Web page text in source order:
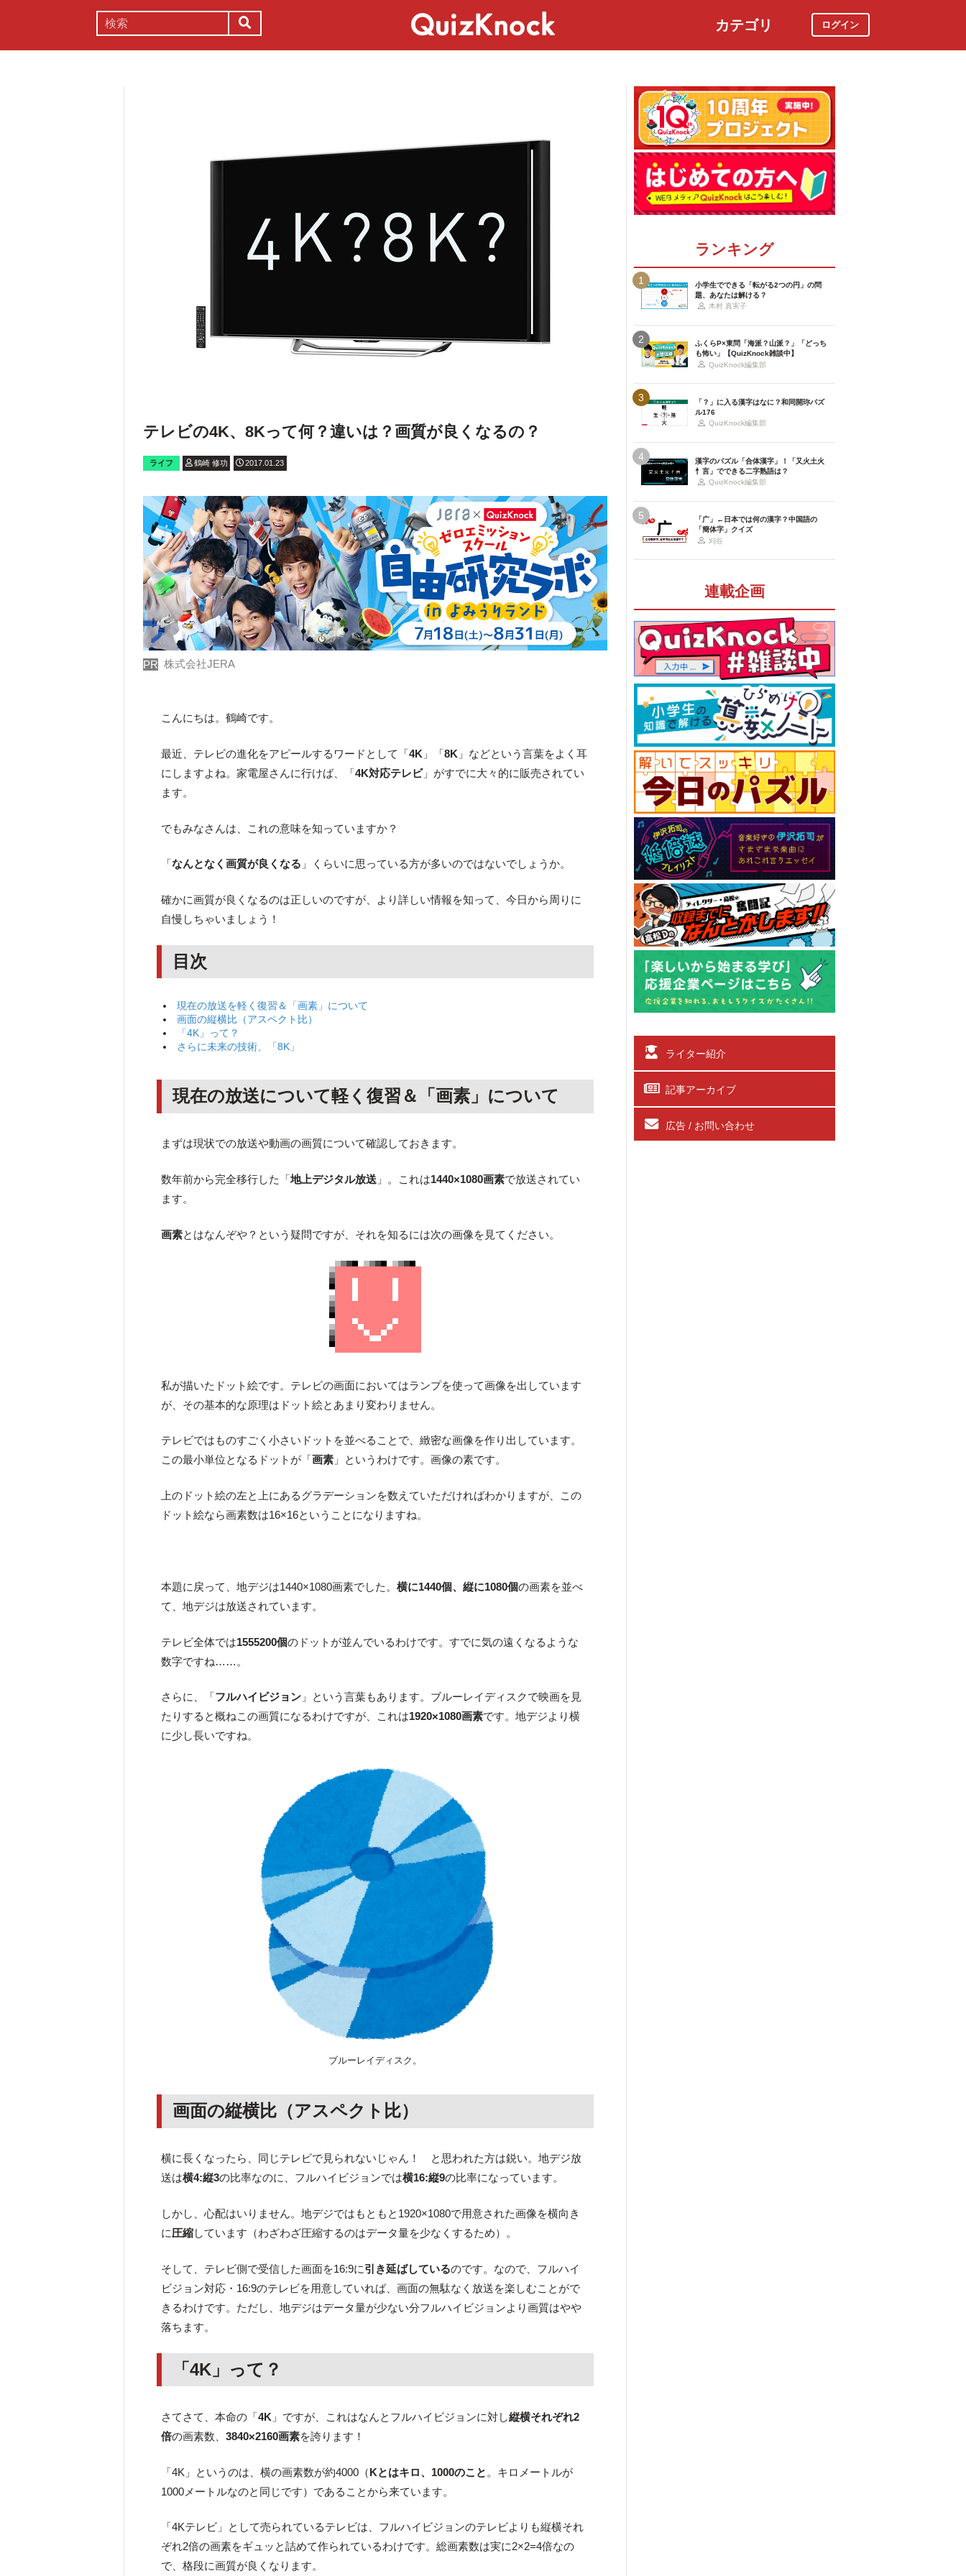
カテゴリ ログイン
テレビの4K、8Kって何？違いは？画質が良くなるの？
ライフ 鶴崎 修功 2017.01.23
PR 株式会社JERA
こんにちは。鶴崎です。
最近、テレビの進化をアピールするワードとして「4K 」「8K 」などという言葉をよく耳
にしますよね。家電屋さんに行けば、「4K対応テレビ」がすでに大々的に販売されてい
ます。
でもみなさんは、これの意味を知っていますか？
「なんとなく画質が良くなる 」くらいに思っている方が多いのではないでしょうか。
確かに画質が良くなるのは正しいのですが、より詳しい情報を知って、今日から周りに
自慢しちゃいましょう！
目次
現在の放送を軽く復習＆「画素」について
画面の縦横比（アスペクト比）
「4K」って？
さらに未来の技術、「8K」
現在の放送について軽く復習＆「画素」について
まずは現状での放送や動画の画質について確認しておきます。
数年前から完全移行した「地上デジタル放送 」。これは1440×1080画素で放送されてい
ます。
画素とはなんぞや？という疑問ですが、それを知るには次の画像を見てください。
私が描いたドット絵です。テレビの画面においてはランプを使って画像を出しています
が、その基本的な原理はドット絵とあまり変わりません。
テレビではものすごく小さいドットを並べることで、緻密な画像を作り出しています。
この最小単位となるドットが「画素 」というわけです。画像の素です。
上のドット絵の左と上にあるグラデーションを数えていただければわかりますが、この
ドット絵なら画素数は16×16ということになりますね。
本題に戻って、地デジは1440×1080画素でした。横に1440個、縦に1080個の画素を並べ
て、地デジは放送されています。
テレビ全体では1555200個のドットが並んでいるわけです。すでに気の遠くなるような
数字ですね……。
さらに、「フルハイビジョン 」という言葉もあります。ブルーレイディスクで映画を見
たりすると概ねこの画質になるわけですが、これは1920×1080画素です。地デジより横
に少し長いですね。
ブルーレイディスク。
画面の縦横比（アスペクト比）
横に長くなったら、同じテレビで見られないじゃん！ と思われた方は鋭い。地デジ放
送は横4:縦3の比率なのに、フルハイビジョンでは横16:縦9の比率になっています。
しかし、心配はいりません。地デジではもともと1920×1080で用意された画像を横向き
に圧縮しています（わざわざ圧縮するのはデータ量を少なくするため）。
そして、テレビ側で受信した画面を16:9に引き延ばしているのです。なので、フルハイ
ビジョン対応・16:9のテレビを用意していれば、画面の無駄なく放送を楽しむことがで
きるわけです。ただし、地デジはデータ量が少ない分フルハイビジョンより画質はやや
落ちます。
「4K」って？
さてさて、本命の「4K 」ですが、これはなんとフルハイビジョンに対し縦横それぞれ2
倍の画素数、3840×2160画素を誇ります！
「4K」というのは、横の画素数が約4000（Kとはキロ、1000のこと 。キロメートルが
1000メートルなのと同じです）であることから来ています。
「4Kテレビ」として売られているテレビは、フルハイビジョンのテレビよりも縦横それ
ぞれ2倍の画素をギュッと詰めて作られているわけです。総画素数は実に2×2=4倍なの
で、格段に画質が良くなります。
ランキング
1
小学生でできる「転がる2つの円」の問
題、あなたは解ける？
木村 真実子
2
ふくらP×東問「海派？山派？」「どっち
も怖い」【QuizKnock雑談中】
QuizKnock編集部
3
「？」に入る漢字はなに？和同開珎パズ
ル176
QuizKnock編集部
4
漢字のパズル「合体漢字」！「又火土火
忄言」でできる二字熟語は？
QuizKnock編集部
5
「广」←日本では何の漢字？中国語の
「簡体字」クイズ
刈谷
連載企画
ライター紹介
記事アーカイブ
広告 / お問い合わせ